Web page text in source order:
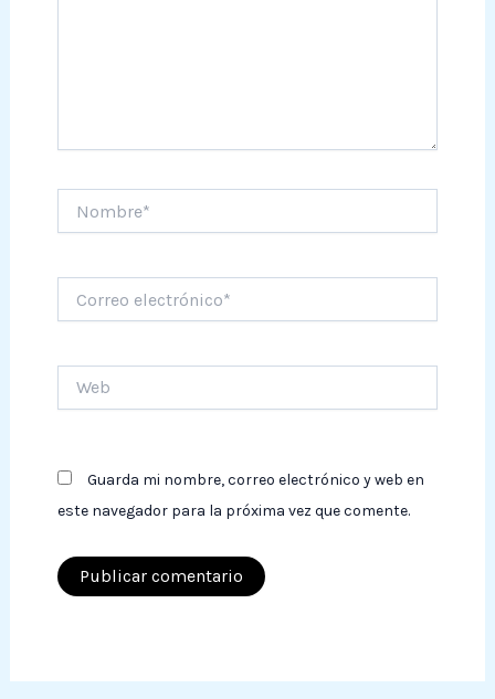
electrónico*
Guarda mi nombre, correo electrónico y web en
este navegador para la próxima vez que comente.